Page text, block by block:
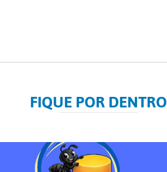
FIQUE POR DENTRO